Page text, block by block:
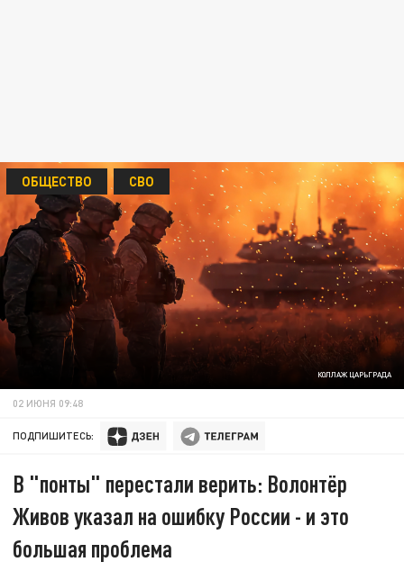
КОЛЛАЖ ЦАРЬГРАДА
ОБЩЕСТВО СВО
02 ИЮНЯ 09:48
ПОДПИШИТЕСЬ:
В "понты" перестали верить: Волонтёр
Живов указал на ошибку России - и это
большая проблема